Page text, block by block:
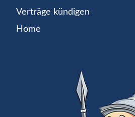
Verträge kündigen
Home